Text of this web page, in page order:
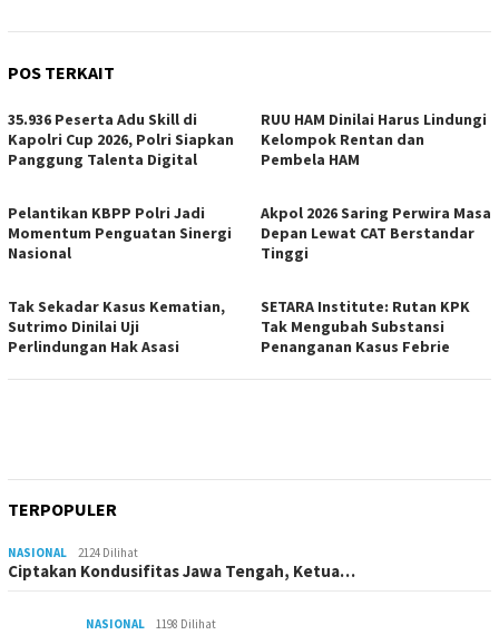
POS TERKAIT
35.936 Peserta Adu Skill di
Kapolri Cup 2026, Polri Siapkan
Panggung Talenta Digital
RUU HAM Dinilai Harus Lindungi
Kelompok Rentan dan
Pembela HAM
Pelantikan KBPP Polri Jadi
Momentum Penguatan Sinergi
Nasional
Akpol 2026 Saring Perwira Masa
Depan Lewat CAT Berstandar
Tinggi
Tak Sekadar Kasus Kematian,
Sutrimo Dinilai Uji
Perlindungan Hak Asasi
SETARA Institute: Rutan KPK
Tak Mengubah Substansi
Penanganan Kasus Febrie
TERPOPULER
NASIONAL 2124 Dilihat
Ciptakan Kondusifitas Jawa Tengah, Ketua…
NASIONAL 1198 Dilihat